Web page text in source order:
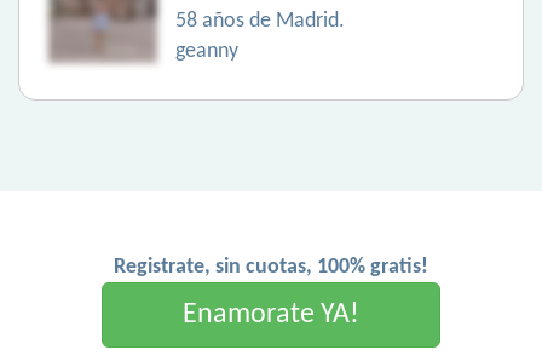
58 años de Madrid.
geanny
Registrate, sin cuotas, 100% gratis!
Enamorate YA!